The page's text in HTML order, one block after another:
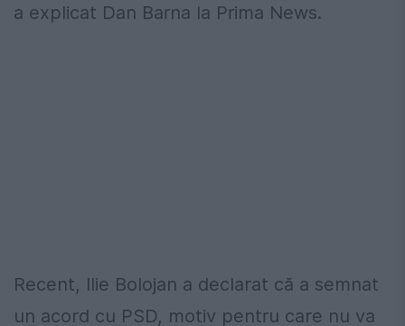
a explicat Dan Barna la Prima News.
Recent, Ilie Bolojan a declarat că a semnat
un acord cu PSD, motiv pentru care nu va